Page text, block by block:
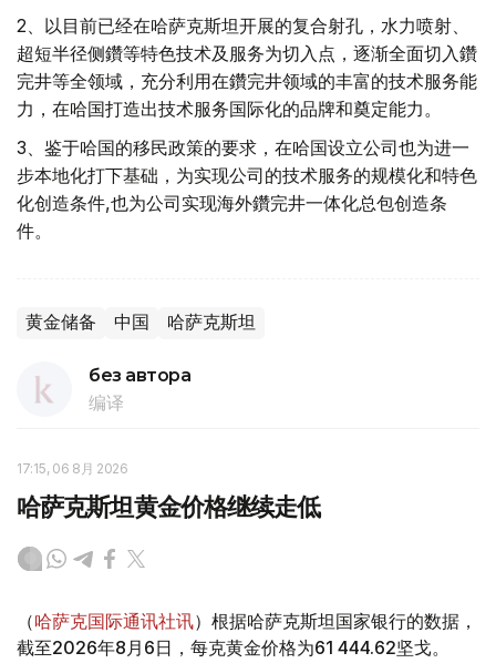
2、以目前已经在哈萨克斯坦开展的复合射孔，水力喷射、
超短半径侧鑽等特色技术及服务为切入点，逐渐全面切入鑽
完井等全领域，充分利用在鑽完井领域的丰富的技术服务能
力，在哈国打造出技术服务国际化的品牌和奠定能力。
3、鉴于哈国的移民政策的要求，在哈国设立公司也为进一
步本地化打下基础，为实现公司的技术服务的规模化和特色
化创造条件,也为公司实现海外鑽完井一体化总包创造条
件。
黄金储备 中国 哈萨克斯坦
без автора
编译
17:15, 06 8月 2026
哈萨克斯坦黄金价格继续走低
（哈萨克国际通讯社讯）根据哈萨克斯坦国家银行的数据，
截至2026年8月6日，每克黄金价格为61 444.62坚戈。